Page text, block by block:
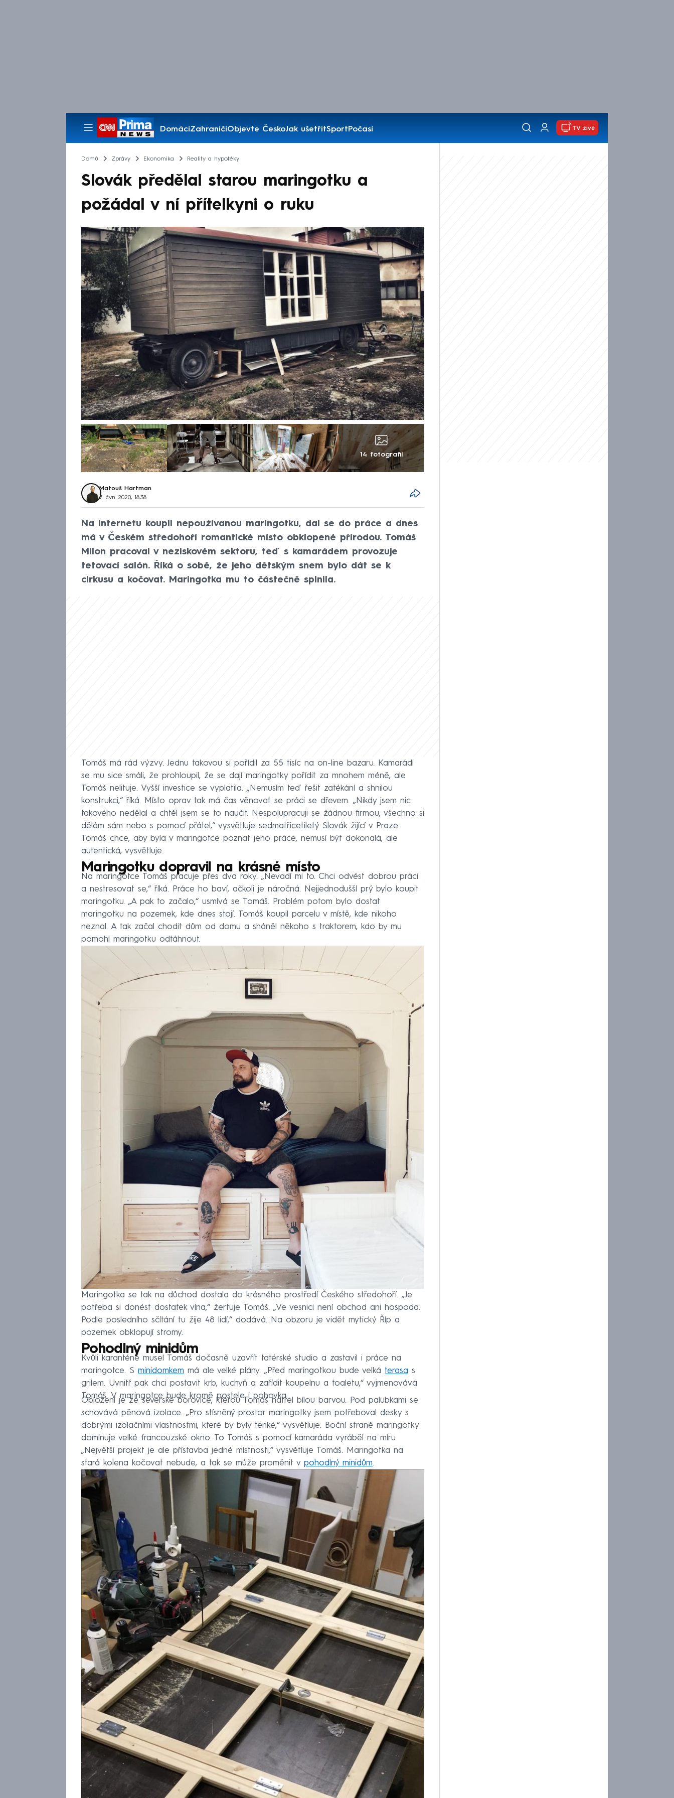
DomácíZahraničíObjevte ČeskoJak ušetřitSportPočasí
Pořady
TV živě
Domů Zprávy Ekonomika Reality a hypotéky
Slovák předělal starou maringotku a
požádal v ní přítelkyni o ruku
14 fotografií
Matouš Hartman
7. čvn 2020, 18:38
Na internetu koupil nepoužívanou maringotku, dal se do práce a dnes
má v Českém středohoří romantické místo obklopené přírodou. Tomáš
Milon pracoval v neziskovém sektoru, teď s kamarádem provozuje
tetovací salón. Říká o sobě, že jeho dětským snem bylo dát se k
cirkusu a kočovat. Maringotka mu to částečně splnila.
Tomáš má rád výzvy. Jednu takovou si pořídil za 55 tisíc na on-line bazaru. Kamarádi
se mu sice smáli, že prohloupil, že se dají maringotky pořídit za mnohem méně, ale
Tomáš nelituje. Vyšší investice se vyplatila. „Nemusím teď řešit zatékání a shnilou
konstrukci,“ říká. Místo oprav tak má čas věnovat se práci se dřevem. „Nikdy jsem nic
takového nedělal a chtěl jsem se to naučit. Nespolupracuji se žádnou firmou, všechno si
dělám sám nebo s pomocí přátel,“ vysvětluje sedmatřicetiletý Slovák žijící v Praze.
Tomáš chce, aby byla v maringotce poznat jeho práce, nemusí být dokonalá, ale
autentická, vysvětluje.
Maringotku dopravil na krásné místo
Na maringotce Tomáš pracuje přes dva roky. „Nevadí mi to. Chci odvést dobrou práci
a nestresovat se,“ říká. Práce ho baví, ačkoli je náročná. Nejjednodušší prý bylo koupit
maringotku. „A pak to začalo,“ usmívá se Tomáš. Problém potom bylo dostat
maringotku na pozemek, kde dnes stojí. Tomáš koupil parcelu v místě, kde nikoho
neznal. A tak začal chodit dům od domu a sháněl někoho s traktorem, kdo by mu
pomohl maringotku odtáhnout.
Maringotka se tak na důchod dostala do krásného prostředí Českého středohoří. „Je
potřeba si donést dostatek vína,“ žertuje Tomáš. „Ve vesnici není obchod ani hospoda.
Podle posledního sčítání tu žije 48 lidí,“ dodává. Na obzoru je vidět mytický Říp a
pozemek obklopují stromy.
Pohodlný minidům
Kvůli karanténě musel Tomáš dočasně uzavřít tatérské studio a zastavil i práce na
maringotce. S minidomkem má ale velké plány. „Před maringotkou bude velká terasa s
grilem. Uvnitř pak chci postavit krb, kuchyň a zařídit koupelnu a toaletu,“ vyjmenovává
Tomáš. V maringotce bude kromě postele i pohovka.
Obložení je ze severské borovice, kterou Tomáš natřel bílou barvou. Pod palubkami se
schovává pěnová izolace. „Pro stísněný prostor maringotky jsem potřeboval desky s
dobrými izolačními vlastnostmi, které by byly tenké,“ vysvětluje. Boční straně maringotky
dominuje velké francouzské okno. To Tomáš s pomocí kamaráda vyráběl na míru.
„Největší projekt je ale přístavba jedné místnosti,“ vysvětluje Tomáš. Maringotka na
stará kolena kočovat nebude, a tak se může proměnit v pohodlný minidům.